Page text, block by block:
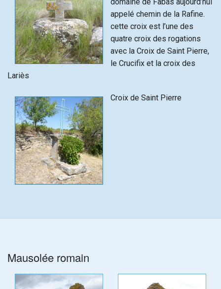
appelé chemin de la Rafine.
cette croix est l’une des
quatre croix des rogations
avec la Croix de Saint Pierre,
le Crucifix et la croix des
Lariès
Croix de Saint Pierre
Mausolée romain